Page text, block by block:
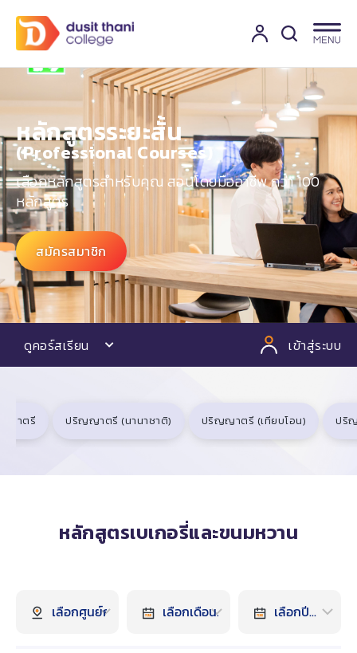
หลักสูตรระยะสั้น
(Professional Courses)​
เลือกหลักสูตรสำหรับคุณ สอนโดยมืออาชีพ กว่า 100
หลักสูตร
สมัครสมาชิก
ดูคอร์สเรียน เข้าสู่ระบบ
ญาตรี ปริญญาตรี (นานาชาติ) ปริญญาตรี (เทียบโอน) ปริ
หลักสูตรเบเกอรี่และขนมหวาน